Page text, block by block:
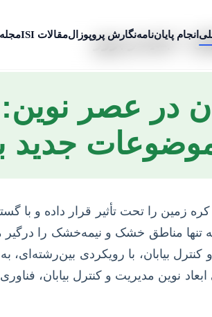
انجام پایان‌نامهنگارش پروپوزالمقالات ISI + جدید و بروز
در عصر نوین:
جدید
را تحت تأثیر قرار داده و با
مناطق خشک و نیمه‌خشک را درگیر
بیابان، با رویکردی بین‌رشته‌ای،
نوین مدیریت و کنترل بیابان،